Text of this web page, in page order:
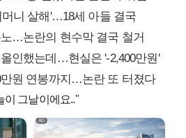
니 살해'…18세 아들 결국
…논란의 현수막 결국 철거
인했는데…현실은 '-2,400만원'
만원 연봉까지…논란 또 터졌다
이 그날이에요.."